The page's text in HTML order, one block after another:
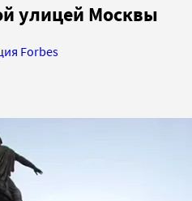
улицей Москвы
Forbes